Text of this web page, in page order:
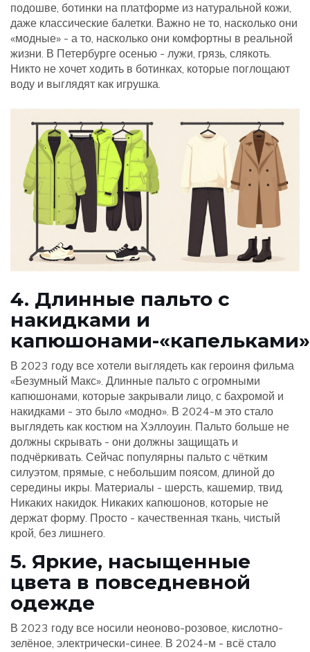
подошве, ботинки на платформе из натуральной кожи,
даже классические балетки. Важно не то, насколько они
«модные» - а то, насколько они комфортны в реальной
жизни. В Петербурге осенью - лужи, грязь, слякоть.
Никто не хочет ходить в ботинках, которые поглощают
воду и выглядят как игрушка.
4. Длинные пальто с
накидками и
капюшонами-«капельками»
В 2023 году все хотели выглядеть как героиня фильма
«Безумный Макс». Длинные пальто с огромными
капюшонами, которые закрывали лицо, с бахромой и
накидками - это было «модно». В 2024-м это стало
выглядеть как костюм на Хэллоуин. Пальто больше не
должны скрывать - они должны защищать и
подчёркивать. Сейчас популярны пальто с чётким
силуэтом, прямые, с небольшим поясом, длиной до
середины икры. Материалы - шерсть, кашемир, твид.
Никаких накидок. Никаких капюшонов, которые не
держат форму. Просто - качественная ткань, чистый
крой, без лишнего.
5. Яркие, насыщенные
цвета в повседневной
одежде
В 2023 году все носили неоново-розовое, кислотно-
зелёное, электрически-синее. В 2024-м - всё стало